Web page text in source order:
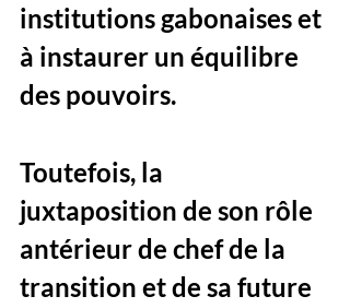
institutions gabonaises et
à instaurer un équilibre
des pouvoirs.
Toutefois, la
juxtaposition de son rôle
antérieur de chef de la
transition et de sa future